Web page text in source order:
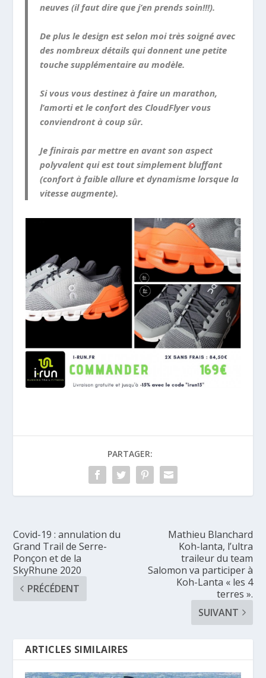
neuves (il faut dire que j’en prends soin!!!).
De plus le design est selon moi très soigné avec
des nombreux détails qui donnent une petite
touche supplémentaire au modèle.
Si vous vous destinez à faire un marathon,
l’amorti et le confort des CloudFlyer vous
conviendront à coup sûr.
Je finirais par mettre en avant son aspect
polyvalent qui est tout simplement bluffant
(confort à faible allure et dynamisme lorsque la
vitesse augmente).
PARTAGER:
Covid-19 : annulation du
Grand Trail de Serre-
Ponçon et de la
SkyRhune 2020
PRÉCÉDENT
Mathieu Blanchard
Koh-lanta, l’ultra
traileur du team
Salomon va participer à
Koh-Lanta « les 4
terres ».
SUIVANT
ARTICLES SIMILAIRES